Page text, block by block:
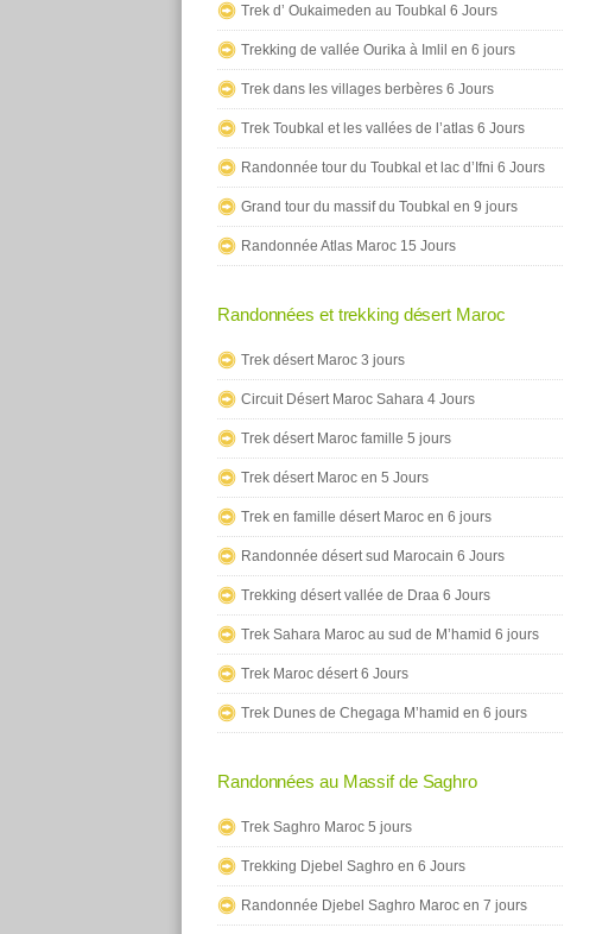
Trek d’ Oukaimeden au Toubkal 6 Jours
Trekking de vallée Ourika à Imlil en 6 jours
Trek dans les villages berbères 6 Jours
Trek Toubkal et les vallées de l’atlas 6 Jours
Randonnée tour du Toubkal et lac d’Ifni 6 Jours
Grand tour du massif du Toubkal en 9 jours
Randonnée Atlas Maroc 15 Jours
Randonnées et trekking désert Maroc
Trek désert Maroc 3 jours
Circuit Désert Maroc Sahara 4 Jours
Trek désert Maroc famille 5 jours
Trek désert Maroc en 5 Jours
Trek en famille désert Maroc en 6 jours
Randonnée désert sud Marocain 6 Jours
Trekking désert vallée de Draa 6 Jours
Trek Sahara Maroc au sud de M’hamid 6 jours
Trek Maroc désert 6 Jours
Trek Dunes de Chegaga M’hamid en 6 jours
Randonnées au Massif de Saghro
Trek Saghro Maroc 5 jours
Trekking Djebel Saghro en 6 Jours
Randonnée Djebel Saghro Maroc en 7 jours